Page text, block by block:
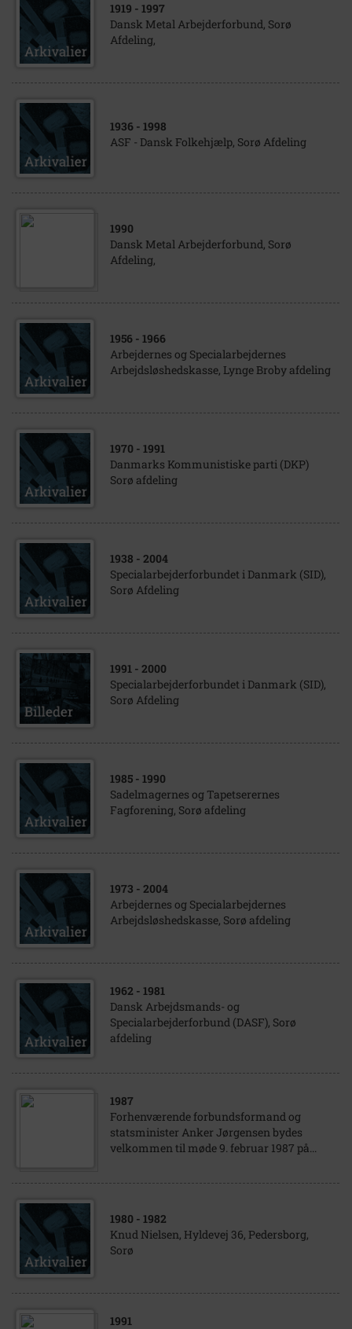
1919 - 1997
Dansk Metal Arbejderforbund, Sorø
Afdeling,
1936 - 1998
ASF - Dansk Folkehjælp, Sorø Afdeling
1990
Dansk Metal Arbejderforbund, Sorø
Afdeling,
1956 - 1966
Arbejdernes og Specialarbejdernes
Arbejdsløshedskasse, Lynge Broby afdeling
1970 - 1991
Danmarks Kommunistiske parti (DKP)
Sorø afdeling
1938 - 2004
Specialarbejderforbundet i Danmark (SID),
Sorø Afdeling
1991 - 2000
Specialarbejderforbundet i Danmark (SID),
Sorø Afdeling
1985 - 1990
Sadelmagernes og Tapetserernes
Fagforening, Sorø afdeling
1973 - 2004
Arbejdernes og Specialarbejdernes
Arbejdsløshedskasse, Sorø afdeling
1962 - 1981
Dansk Arbejdsmands- og
Specialarbejderforbund (DASF), Sorø
afdeling
1987
Forhenværende forbundsformand og
statsminister Anker Jørgensen bydes
velkommen til møde 9. februar 1987 på...
1980 - 1982
Knud Nielsen, Hyldevej 36, Pedersborg,
Sorø
1991